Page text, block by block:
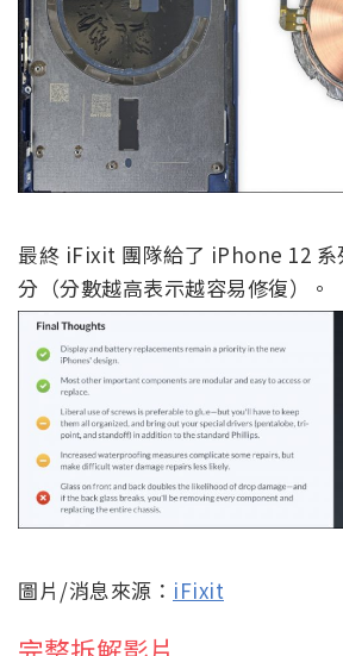
最終 iFixit 團隊給了 iPhone 12 系
分（分數越高表示越容易修復）。
圖片/消息來源： iFixit